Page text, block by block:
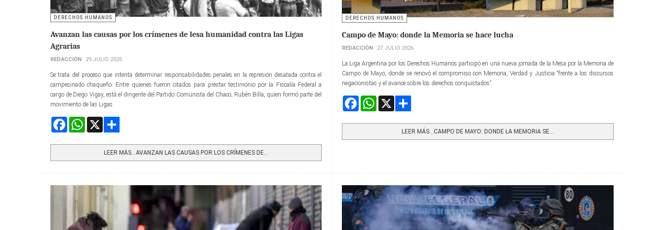
DERECHOS HUMANOS
Avanzan las causas por los crímenes de lesa humanidad contra las Ligas
Agrarias
REDACCIÓN 29 JULIO 2026
Se trata del proceso que intenta determinar responsabilidades penales en la represión desatada contra el
campesinado chaqueño. Entre quienes fueron citados para prestar testimonio por la Fiscalía Federal a
cargo de Diego Vigay, está el dirigente del Partido Comunista del Chaco, Rubén Billa, quien formó parte del
movimiento de las Ligas.
FacebookWhatsApp
LEER MÁS…AVANZAN LAS CAUSAS POR LOS CRÍMENES DE...
DERECHOS HUMANOS
Campo de Mayo: donde la Memoria se hace lucha
REDACCIÓN 27 JULIO 2026
La Liga Argentina por los Derechos Humanos participó en una nueva jornada de la Mesa por la Memoria de
Campo de Mayo, donde se renovó el compromiso con Memoria, Verdad y Justicia “frente a los discursos
negacionistas y el avance sobre los derechos conquistados”.
FacebookWhatsApp
LEER MÁS…CAMPO DE MAYO: DONDE LA MEMORIA SE...